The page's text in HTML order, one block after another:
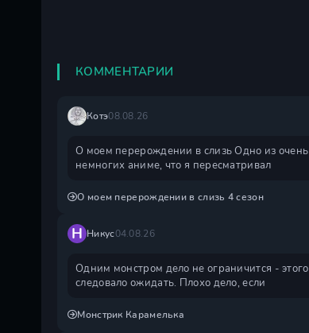
КОММЕНТАРИИ
Котэ08.08.26
О моем перерождении в слизь Одно из очень
немногих аниме, что я пересматривал
О моем перерождении в слизь 4 сезон
Н Никус04.08.26
Одним монстром дело не ограничится - этого
следовало ожидать. Плохо дело, если
Монстрик Карамелька